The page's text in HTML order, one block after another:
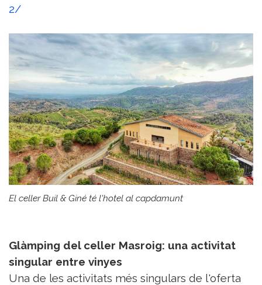
2/
El celler Buil & Giné té l'hotel al capdamunt
Glàmping del celler Masroig: una activitat
singular entre vinyes
Una de les activitats més singulars de l'oferta